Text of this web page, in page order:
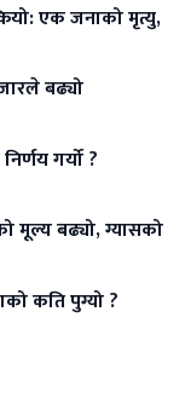
एक जनाको मृत्यु,
बढ्यो
गर्यो ?
मूल्य बढ्यो, ग्यासको
कति पुग्यो ?